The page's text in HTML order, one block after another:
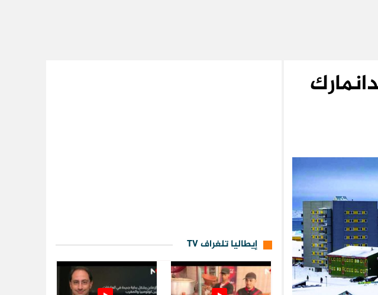
إيطاليا تلغراف TV